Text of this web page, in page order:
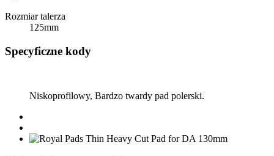
Rozmiar talerza
125mm
Specyficzne kody
Niskoprofilowy, Bardzo twardy pad polerski.